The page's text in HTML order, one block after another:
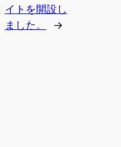
イトを開設し
ました。
→